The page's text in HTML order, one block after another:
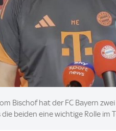
Bischof hat der FC Bayern
beiden eine wichtige Rolle im